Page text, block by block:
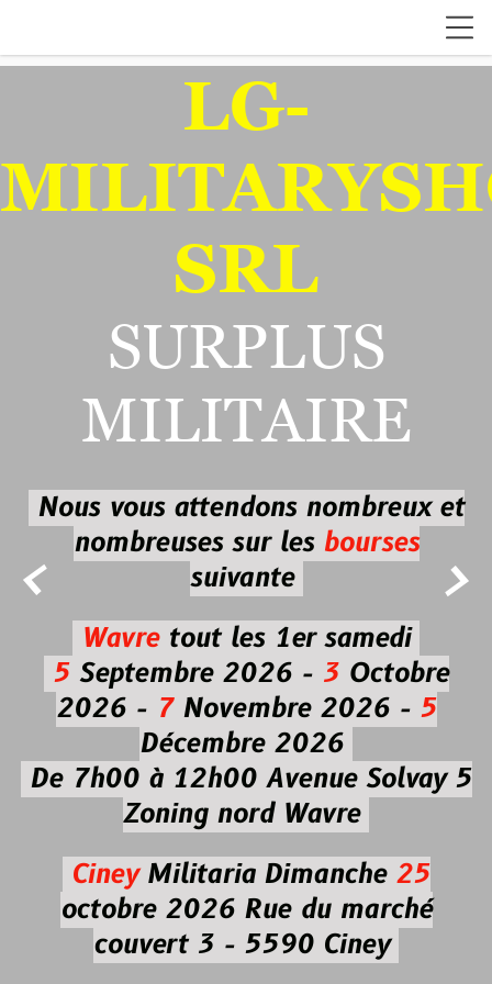
 
LG-
SRL
SURPLUS
MILITAIRE
Nous vous attendons nombreux et
nombreuses sur les bourses
suivante
Wavretout les 1er samedi
5Septembre 2026 - 3Octobre
2026 -7Novembre 2026 - 5
Décembre 2026
De 7h00 à 12h00 Avenue Solvay 5
Zoning nord Wavre
CineyMilitaria Dimanche 25
octobre 2026Rue du marché
couvert 3 - 5590 Ciney